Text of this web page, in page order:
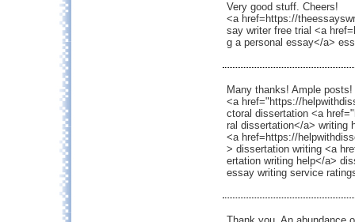
Very good stuff. Cheers!
<a href=https://
say writer free trial <a
g a personal essay</a>
Many thanks! Ample posts!
<a href="https://
ctoral dissertation <a
ral dissertation</a> writing
<a href=https://
> dissertation writing <a
ertation writing help</a>
essay writing service